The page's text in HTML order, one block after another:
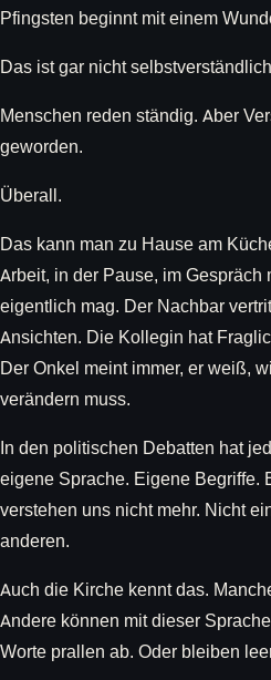
Pfingsten beginnt mit einem
Das ist gar nicht
Menschen reden ständig. Aber
geworden.
Überall.
Das kann man zu Hause am
Arbeit, in der Pause, im Gespräch
eigentlich mag. Der Nachbar
Ansichten. Die Kollegin hat
Der Onkel meint immer, er weiß,
verändern muss.
In den politischen Debatten hat
eigene Sprache. Eigene Begriffe.
verstehen uns nicht mehr. Nicht
anderen.
Auch die Kirche kennt das.
Andere können mit dieser
Worte prallen ab. Oder bleiben